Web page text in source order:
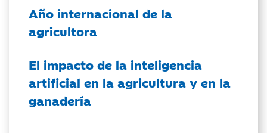
Año internacional de la
agricultora
El impacto de la inteligencia
artificial en la agricultura y en la
ganadería